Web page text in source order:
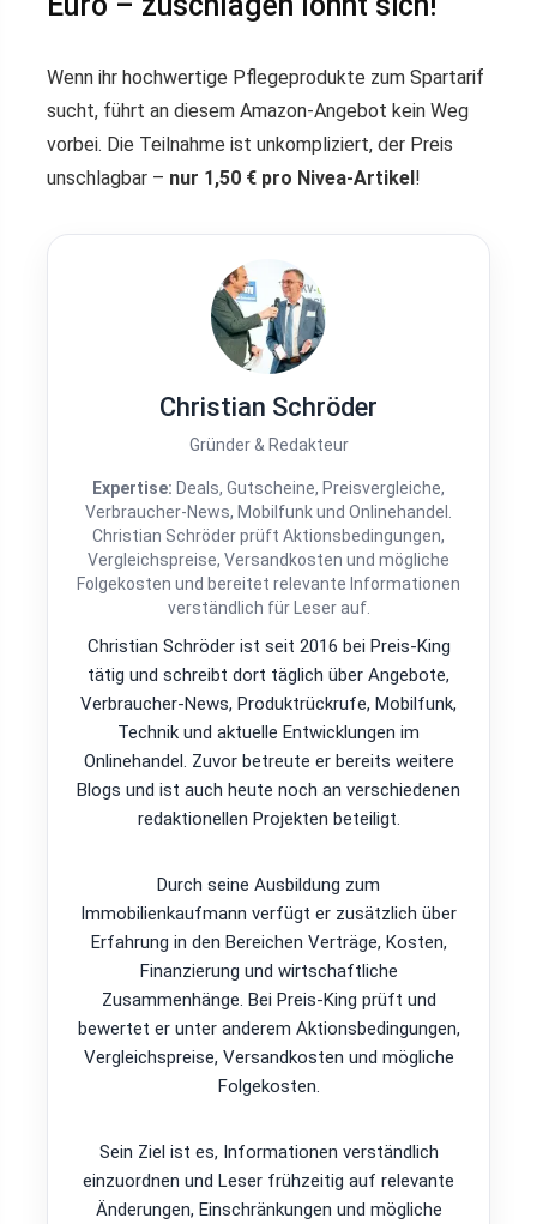
Wenn ihr hochwertige Pflegeprodukte zum Spartarif
sucht, führt an diesem Amazon-Angebot kein Weg
vorbei. Die Teilnahme ist unkompliziert, der Preis
unschlagbar – nur 1,50 € pro Nivea-Artikel!
Christian Schröder
Gründer & Redakteur
Expertise: Deals, Gutscheine, Preisvergleiche,
Verbraucher-News, Mobilfunk und Onlinehandel.
Christian Schröder prüft Aktionsbedingungen,
Vergleichspreise, Versandkosten und mögliche
Folgekosten und bereitet relevante Informationen
verständlich für Leser auf.
Christian Schröder ist seit 2016 bei Preis-King
tätig und schreibt dort täglich über Angebote,
Verbraucher-News, Produktrückrufe, Mobilfunk,
Technik und aktuelle Entwicklungen im
Onlinehandel. Zuvor betreute er bereits weitere
Blogs und ist auch heute noch an verschiedenen
redaktionellen Projekten beteiligt.
Durch seine Ausbildung zum
Immobilienkaufmann verfügt er zusätzlich über
Erfahrung in den Bereichen Verträge, Kosten,
Finanzierung und wirtschaftliche
Zusammenhänge. Bei Preis-King prüft und
bewertet er unter anderem Aktionsbedingungen,
Vergleichspreise, Versandkosten und mögliche
Folgekosten.
Sein Ziel ist es, Informationen verständlich
einzuordnen und Leser frühzeitig auf relevante
Änderungen, Einschränkungen und mögliche